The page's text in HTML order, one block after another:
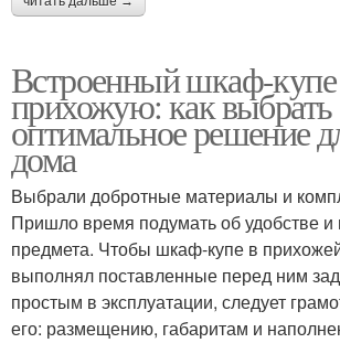
Встроенный шкаф-
прихожую: как выбрать
оптимальное решение
дома
Выбрали добротные материалы и
Пришло время подумать об удобстве и
предмета. Чтобы шкаф-купе в
выполнял поставленные перед ним
простым в эксплуатации, следует
его: размещению, габаритам и